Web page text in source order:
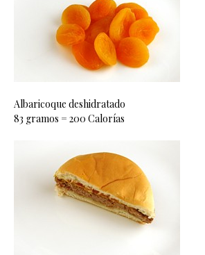
Albaricoque deshidratado
83 gramos = 200 Calorías